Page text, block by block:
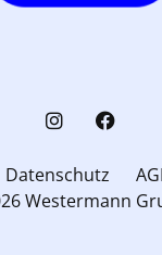
Datenschutz
Westermann